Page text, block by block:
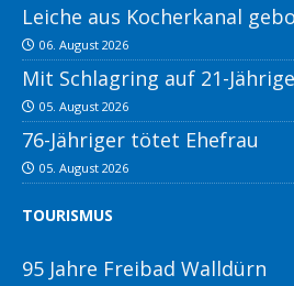
Leiche aus Kocherkanal
06. August 2026
Mit Schlagring auf 21-
05. August 2026
76-Jähriger tötet Ehefrau
05. August 2026
TOURISMUS
95 Jahre Freibad Walldürn